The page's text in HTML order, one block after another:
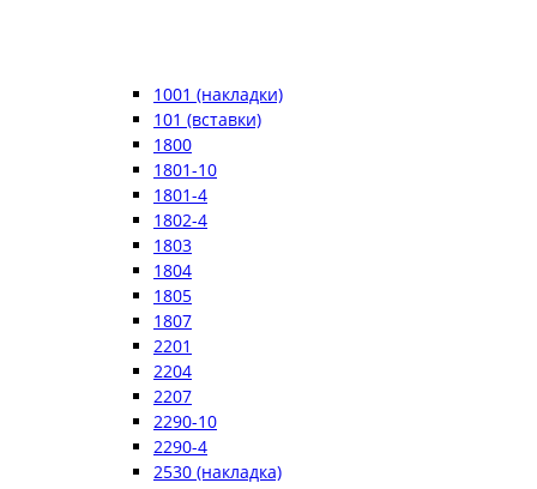
1001 (накладки)
101 (вставки)
1800
1801-10
1801-4
1802-4
1803
1804
1805
1807
2201
2204
2207
2290-10
2290-4
2530 (накладка)